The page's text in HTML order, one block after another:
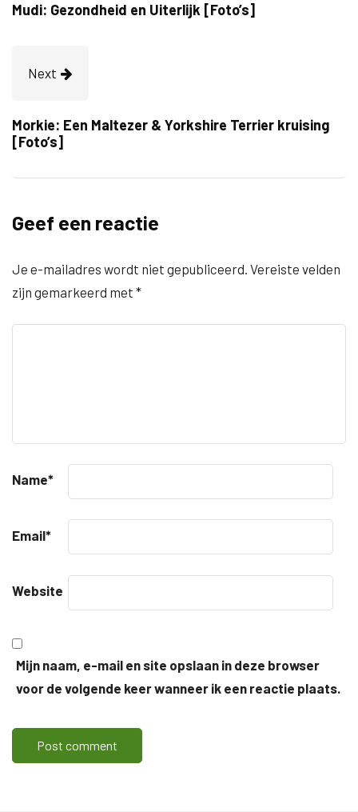
Mudi: Gezondheid en Uiterlijk [Foto’s]
Next
Morkie: Een Maltezer & Yorkshire Terrier kruising
[Foto’s]
Geef een reactie
Je e-mailadres wordt niet gepubliceerd. Vereiste velden
zijn gemarkeerd met *
Name*
Email*
Website
Mijn naam, e-mail en site opslaan in deze browser
voor de volgende keer wanneer ik een reactie plaats.